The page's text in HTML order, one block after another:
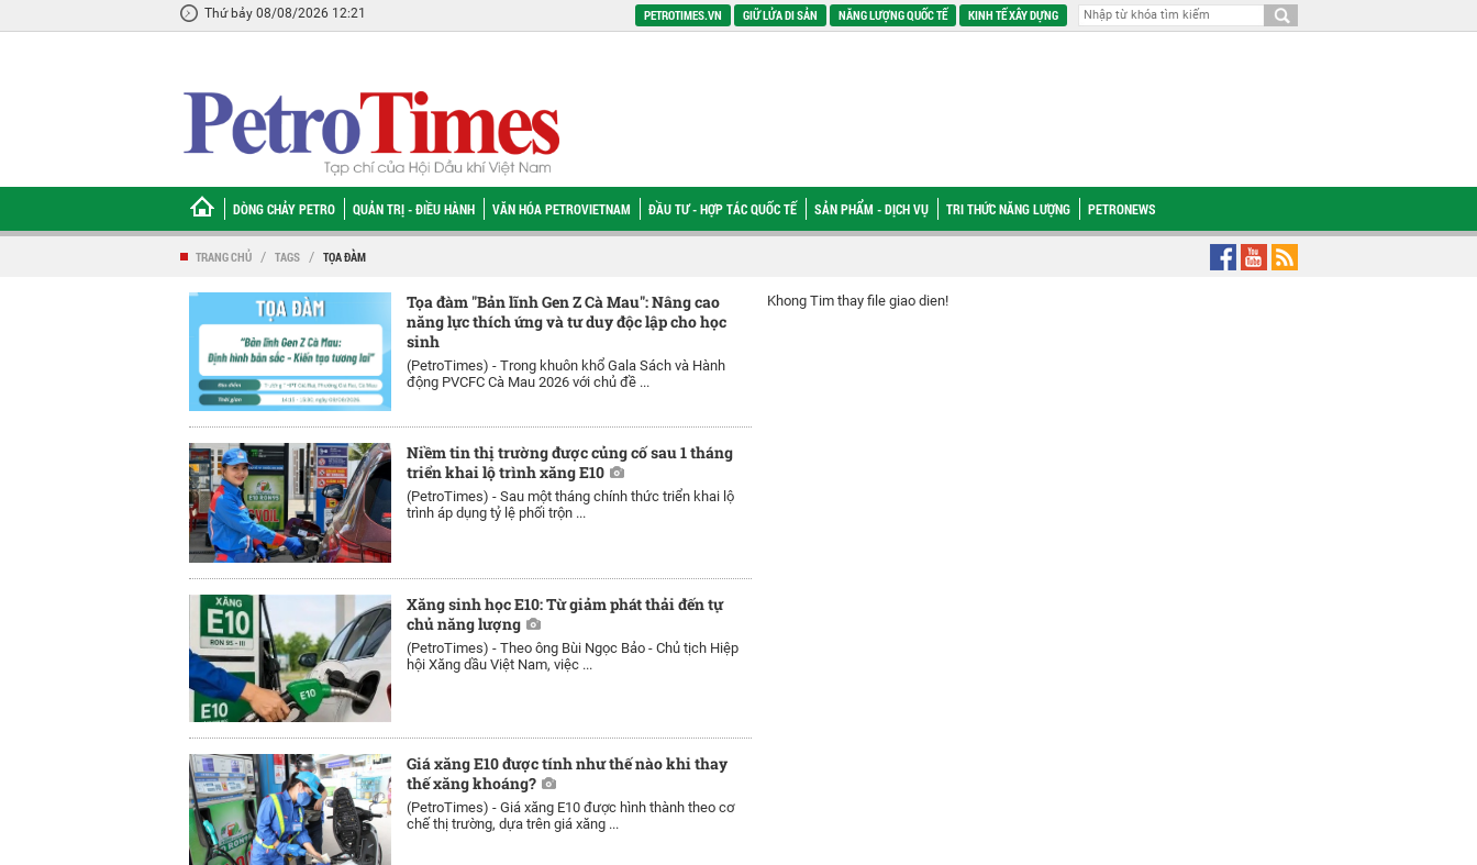
Thứ bảy 08/08/2026 12:21 PETROTIMES.VN GIỮ LỬA DI SẢN NĂNG LƯỢNG QUỐC TẾ KINH TẾ XÂY DỰNG
DÒNG CHẢY PETRO QUẢN TRỊ - ĐIỀU HÀNH VĂN HÓA PETROVIETNAM ĐẦU TƯ - HỢP TÁC QUỐC TẾ SẢN PHẨM - DỊCH VỤ TRI THỨC NĂNG LƯỢNG PETRONEWS
TRANG CHỦ / TAGS / TỌA ĐÀM
Tọa đàm "Bản lĩnh Gen Z Cà Mau": Nâng cao
năng lực thích ứng và tư duy độc lập cho học
sinh
(PetroTimes) - Trong khuôn khổ Gala Sách và Hành
động PVCFC Cà Mau 2026 với chủ đề ...
Niềm tin thị trường được củng cố sau 1 tháng
triển khai lộ trình xăng E10
(PetroTimes) - Sau một tháng chính thức triển khai lộ
trình áp dụng tỷ lệ phối trộn ...
Xăng sinh học E10: Từ giảm phát thải đến tự
chủ năng lượng
(PetroTimes) - Theo ông Bùi Ngọc Bảo - Chủ tịch Hiệp
hội Xăng dầu Việt Nam, việc ...
Giá xăng E10 được tính như thế nào khi thay
thế xăng khoáng?
(PetroTimes) - Giá xăng E10 được hình thành theo cơ
chế thị trường, dựa trên giá xăng ...
Khong Tim thay file giao dien!